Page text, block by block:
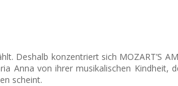
Deshalb konzentriert sich MOZART’S
Anna von ihrer musikalischen Kindheit,
scheint.